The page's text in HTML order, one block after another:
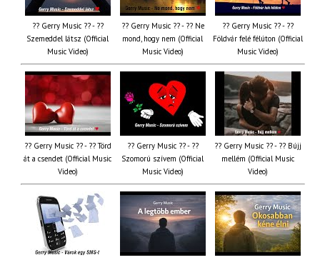
?? Gerry Music ?? - ??
Szemeddel látsz (Official
Music Video)
?? Gerry Music ?? - ?? Ne
mond, hogy nem (Official
Music Video)
?? Gerry Music ?? - ??
Földvár felé félúton (Official
Music Video)
?? Gerry Music ?? - ?? Törd
át a csendet (Official Music
Video)
?? Gerry Music ?? - ??
Szomorú szívem (Official
Music Video)
?? Gerry Music ?? - ?? Bújj
mellém (Official Music
Video)